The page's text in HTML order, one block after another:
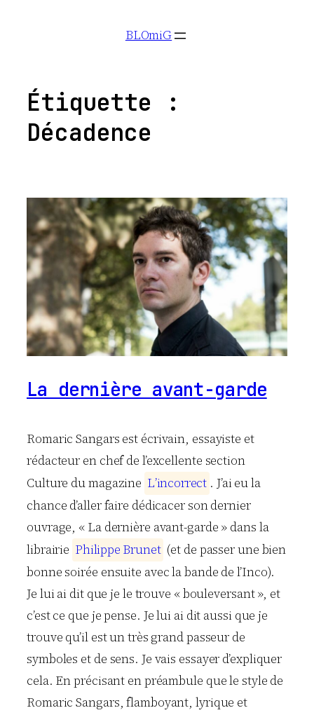
BLOmiG
Étiquette :
Décadence
La dernière avant-garde
Romaric Sangars est écrivain, essayiste et
rédacteur en chef de l’excellente section
Culture du magazine L’incorrect . J’ai eu la
chance d’aller faire dédicacer son dernier
ouvrage, « La dernière avant-garde » dans la
librairie Philippe Brunet (et de passer une bien
bonne soirée ensuite avec la bande de l’Inco).
Je lui ai dit que je le trouve « bouleversant », et
c’est ce que je pense. Je lui ai dit aussi que je
trouve qu’il est un très grand passeur de
symboles et de sens. Je vais essayer d’expliquer
cela. En précisant en préambule que le style de
Romaric Sangars, flamboyant, lyrique et